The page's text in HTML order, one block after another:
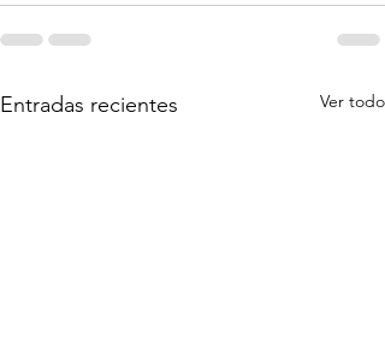
Entradas recientes Ver todo